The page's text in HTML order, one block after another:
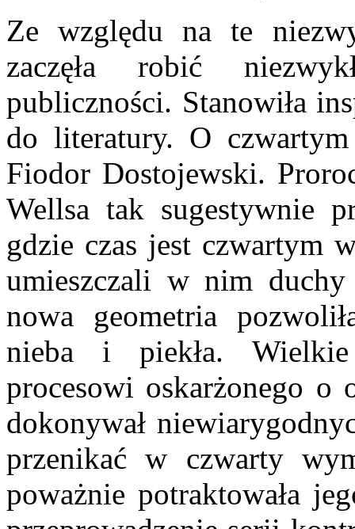
Ze względu na te
zaczęła robić
publiczności. Stanowiła
do literatury. O
Fiodor Dostojewski.
Wellsa tak sugestywnie
gdzie czas jest czwartym
umieszczali w nim
nowa geometria
nieba i piekła. Wielkie
procesowi oskarżonego o
dokonywał
przenikać w czwarty
poważnie potraktowała